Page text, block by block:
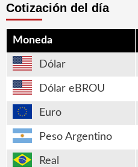
Cotización del día
Moneda
Dólar
Dólar eBROU
Euro
Peso Argentino
Real